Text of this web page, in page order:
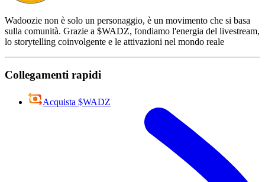
Wadoozie non è solo un personaggio, è un movimento che si basa
sulla comunità. Grazie a $WADZ, fondiamo l'energia del livestream,
lo storytelling coinvolgente e le attivazioni nel mondo reale
Collegamenti rapidi
Acquista $WADZ